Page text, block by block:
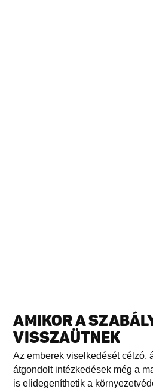
AMIKOR A
VISSZAÜTNEK
Az emberek viselkedését célzó,
átgondolt intézkedések még a
is elidegeníthetik a